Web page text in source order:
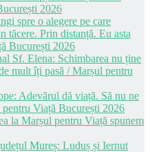
2026
spre o alegere pe care
tăcere. Prin distanță. Eu asta
București 2026
Sf. Elena: Schimbarea nu ține
mult îți pasă / Marșul pentru
Adevărul dă viață. Să nu ne
Viață București 2026
la Marșul pentru Viață spunem
Mureș: Luduș și Iernut